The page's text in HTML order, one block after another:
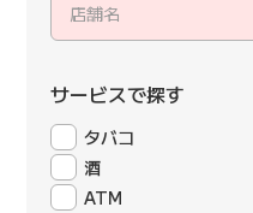
店舗名
サービスで探す
タバコ
酒
ATM